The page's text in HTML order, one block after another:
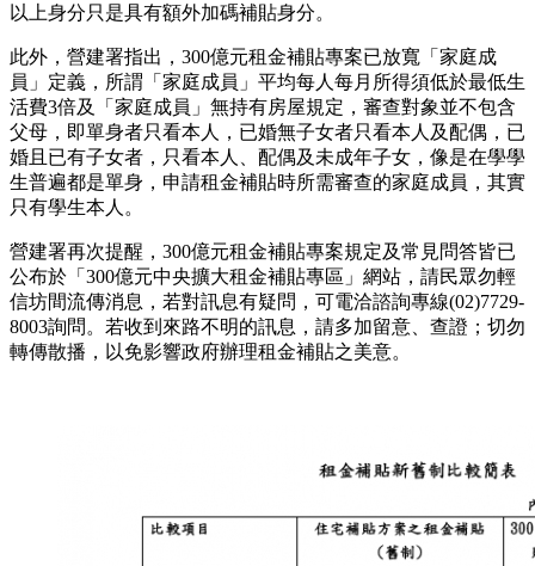
以上身分只是具有額外加碼補貼身分。
此外，營建署指出， 300億元租金補貼專案已放寬「家庭成
員」定義，所謂「家庭成員」平均每人每月所得須低於最低生
活費3倍及「家庭成員」無持有房屋規定，審查對象並不包含
父母，即單身者只看本人，已婚無子女者只看本人及配偶，已
婚且已有子女者，只看本人、配偶及未成年子女，像是在學學
生普遍都是單身，申請租金補貼時所需審查的家庭成員，其實
只有學生本人。
營建署再次提醒， 300億元租金補貼專案規定及常見問答皆已
公布於「 300億元中央擴大租金補貼專區」網站，請民眾勿輕
信坊間流傳消息，若對訊息有疑問，可電洽諮詢專線(02)7729-
8003詢問。若收到來路不明的訊息，請多加留意、查證；切勿
轉傳散播，以免影響政府辦理租金補貼之美意。